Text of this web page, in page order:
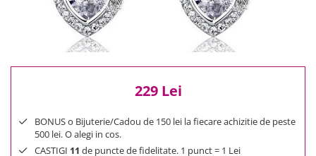
100 Lei - 200 Lei
200 Lei - 300 Lei
300 Lei - 500 Lei
500 Lei - 1000 Lei
229 Lei
BONUS o Bijuterie/Cadou de 150 lei la fiecare achizitie de peste
500 lei. O alegi in cos.
CASTIGI 11 de puncte de fidelitate. 1 punct = 1 Lei